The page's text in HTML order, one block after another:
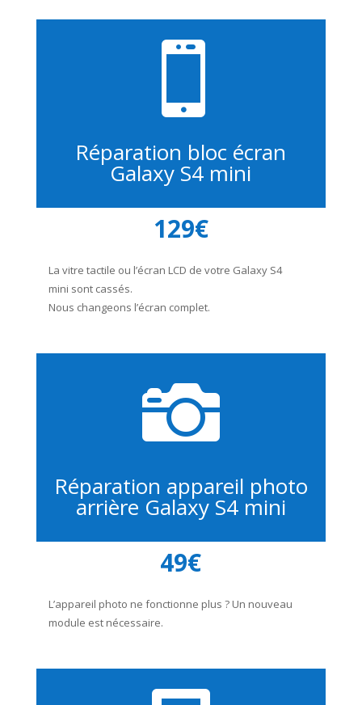

Réparation bloc écran
Galaxy S4 mini
129€
La vitre tactile ou l’écran LCD de votre Galaxy S4
mini sont cassés.
Nous changeons l’écran complet.

Réparation appareil photo
arrière Galaxy S4 mini
49€
L’appareil photo ne fonctionne plus ? Un nouveau
module est nécessaire.